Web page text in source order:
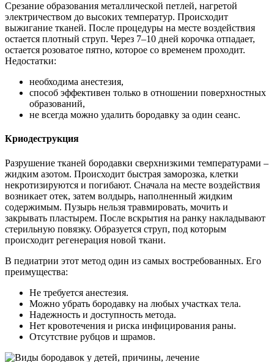
Срезание образования металлической петлей, нагретой
электричеством до высоких температур. Происходит
выжигание тканей. После процедуры на месте воздействия
остается плотный струп. Через 7–10 дней корочка отпадает,
остается розоватое пятно, которое со временем проходит.
Недостатки:
необходима анестезия,
способ эффективен только в отношении поверхностных
образований,
не всегда можно удалить бородавку за один сеанс.
Криодеструкция
Разрушение тканей бородавки сверхнизкими температурами –
жидким азотом. Происходит быстрая заморозка, клетки
некротизируются и погибают. Сначала на месте воздействия
возникает отек, затем волдырь, наполненный жидким
содержимым. Пузырь нельзя травмировать, мочить и
закрывать пластырем. После вскрытия на ранку накладывают
стерильную повязку. Образуется струп, под которым
происходит регенерация новой ткани.
В педиатрии этот метод один из самых востребованных. Его
преимущества:
Не требуется анестезия.
Можно убрать бородавку на любых участках тела.
Надежность и доступность метода.
Нет кровотечения и риска инфицирования раны.
Отсутствие рубцов и шрамов.